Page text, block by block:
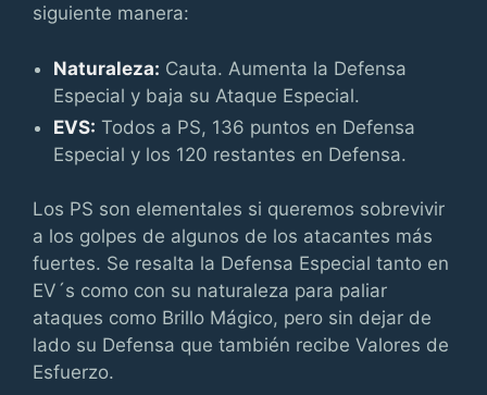
siguiente manera:
Naturaleza: Cauta. Aumenta la Defensa
Especial y baja su Ataque Especial.
EVS: Todos a PS, 136 puntos en Defensa
Especial y los 120 restantes en Defensa.
Los PS son elementales si queremos sobrevivir
a los golpes de algunos de los atacantes más
fuertes. Se resalta la Defensa Especial tanto en
EV´s como con su naturaleza para paliar
ataques como Brillo Mágico, pero sin dejar de
lado su Defensa que también recibe Valores de
Esfuerzo.